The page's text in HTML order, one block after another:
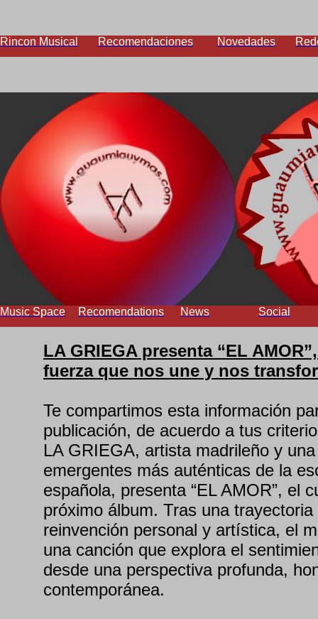
Rincon Musical Recomendaciones Novedades
Music Space Recomendations News Social
LA GRIEGA presenta “EL
fuerza que nos une y nos
Te compartimos esta información
publicación, de acuerdo a tus
LA GRIEGA, artista madrileño y
emergentes más auténticas de la
española, presenta “EL AMOR”, el
próximo álbum. Tras una
reinvención personal y artística, el
una canción que explora el
desde una perspectiva profunda,
contemporánea.